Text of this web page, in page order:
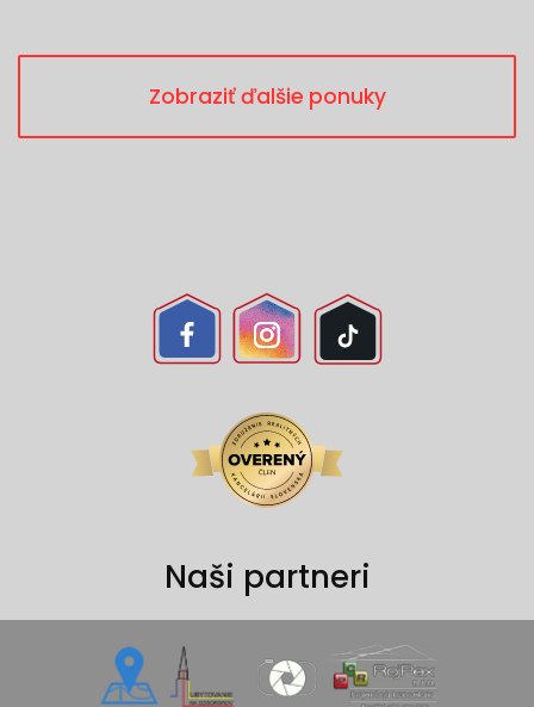
Zobraziť ďalšie ponuky
Naši partneri